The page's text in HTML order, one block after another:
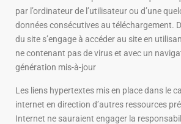
par l’ordinateur de l’utilisateur ou d’une
données consécutives au téléchargement.
du site s’engage à accéder au site en
ne contenant pas de virus et avec un
génération mis-à-jour
Les liens hypertextes mis en place dans le
internet en direction d’autres ressources
Internet ne sauraient engager la